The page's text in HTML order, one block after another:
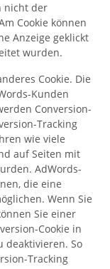
nicht der
Cookie können
Anzeige geklickt
wurden.
Cookie. Die
Kunden
Conversion-
Tracking
wie viele
auf Seiten mit
AdWords-
die eine
Wenn Sie
Sie einer
Cookie in
deaktivieren. So
Tracking